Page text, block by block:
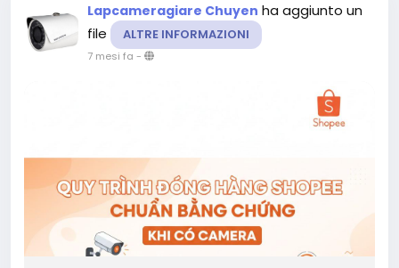
Lapcameragiare Chuyen ha aggiunto un
file
ALTRE INFORMAZIONI
7 mesi fa -